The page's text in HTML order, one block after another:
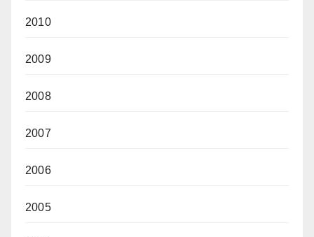
2010
2009
2008
2007
2006
2005